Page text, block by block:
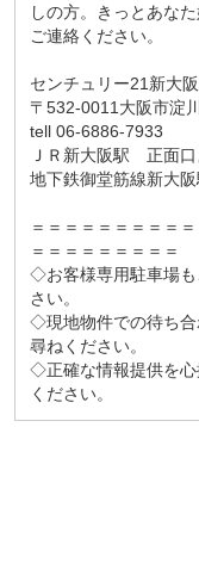
しの方。きっとあな
ご連絡ください。
センチュリー21新大
〒532-0011大阪市淀
tell 06-6886-7933
ＪＲ新大阪駅 正面
地下鉄御堂筋線新大
＝＝＝＝＝＝＝＝＝
＝＝＝＝＝＝＝＝＝
◇お客様専用駐車場も
さい。
◇現地物件での待ち合
尋ねください。
◇正確な情報提供を心
ください。